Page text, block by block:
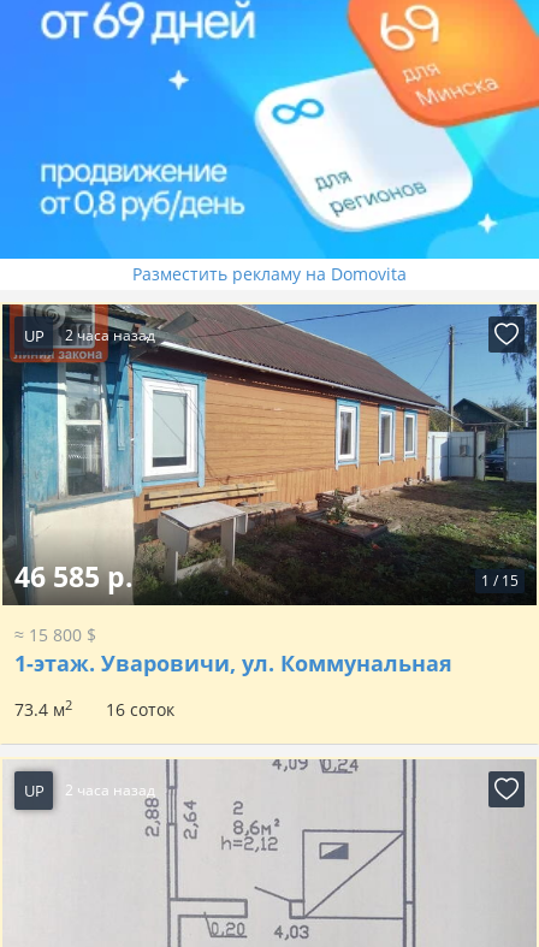
Разместить рекламу на Domovita
UP 2 часа назад
1 / 15
46 585 р.
≈ 15 800 $
1-этаж. Уваровичи, ул. Коммунальная
73.4 м2 16 соток
UP 2 часа назад